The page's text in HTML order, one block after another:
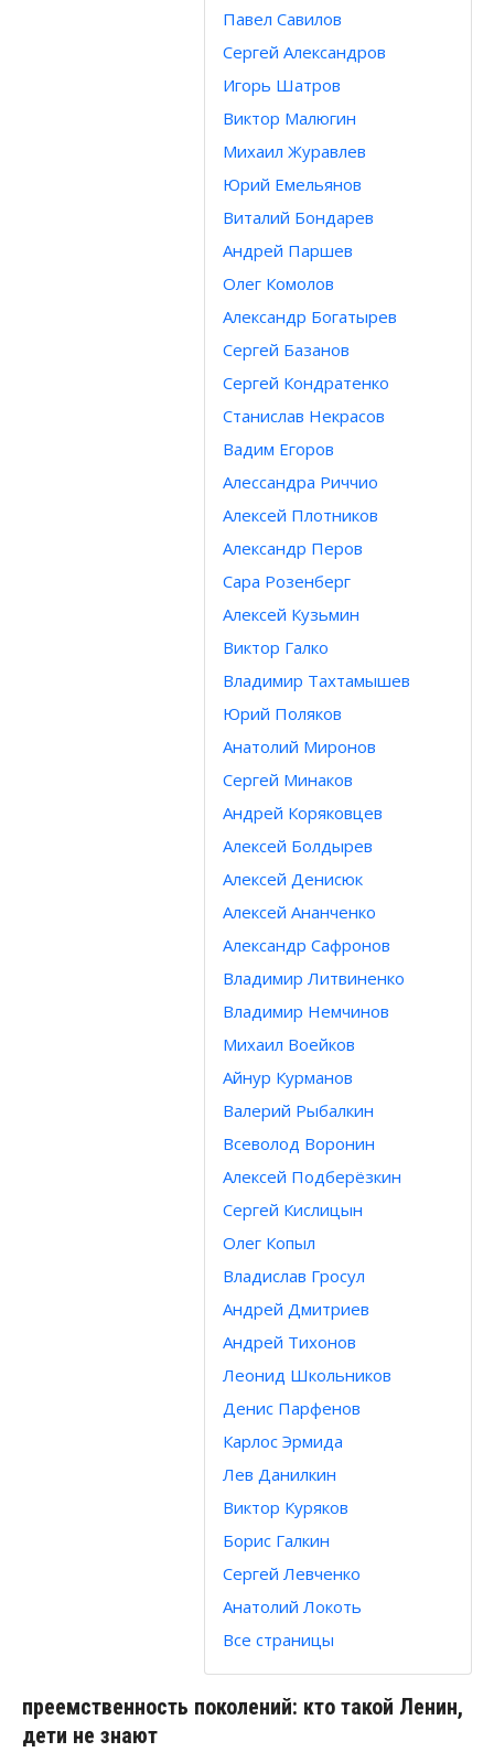
Павел Савилов
Сергей Александров
Игорь Шатров
Виктор Малюгин
Михаил Журавлев
Юрий Емельянов
Виталий Бондарев
Андрей Паршев
Олег Комолов
Александр Богатырев
Сергей Базанов
Сергей Кондратенко
Станислав Некрасов
Вадим Егоров
Алессандра Риччио
Алексей Плотников
Александр Перов
Сара Розенберг
Алексей Кузьмин
Виктор Галко
Владимир Тахтамышев
Юрий Поляков
Анатолий Миронов
Сергей Минаков
Андрей Коряковцев
Алексей Болдырев
Алексей Денисюк
Алексей Ананченко
Александр Сафронов
Владимир Литвиненко
Владимир Немчинов
Михаил Воейков
Айнур Курманов
Валерий Рыбалкин
Всеволод Воронин
Алексей Подберёзкин
Сергей Кислицын
Олег Копыл
Владислав Гросул
Андрей Дмитриев
Андрей Тихонов
Леонид Школьников
Денис Парфенов
Карлос Эрмида
Лев Данилкин
Виктор Куряков
Борис Галкин
Сергей Левченко
Анатолий Локоть
Все страницы
преемственность поколений: кто такой Ленин,
дети не знают